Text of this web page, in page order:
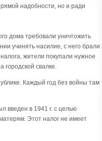
надобности, но и ради
дома требовали уничтожить
учинять насилие, с него брали
жители покупали нужное
городской свалке.
Каждый год без войны там
введен в 1941 г. с целью
Этот налог не имеет